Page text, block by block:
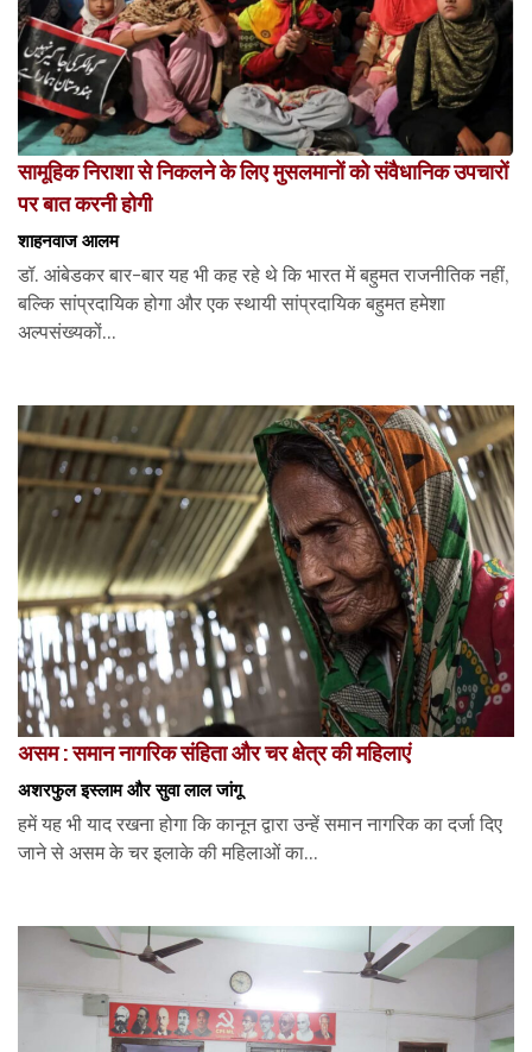
सामूहिक निराशा से निकलने के लिए मुसलमानों को संवैधानिक उपचारों
पर बात करनी होगी
शाहनवाज आलम
डॉ. आंबेडकर बार-बार यह भी कह रहे थे कि भारत में बहुमत राजनीतिक नहीं,
बल्कि सांप्रदायिक होगा और एक स्थायी सांप्रदायिक बहुमत हमेशा
अल्पसंख्यकों...
असम : समान नागरिक संहिता और चर क्षेत्र की महिलाएं
अशरफुल इस्लाम और सुवा लाल जांगू
हमें यह भी याद रखना होगा कि कानून द्वारा उन्हें समान नागरिक का दर्जा दिए
जाने से असम के चर इलाके की महिलाओं का...